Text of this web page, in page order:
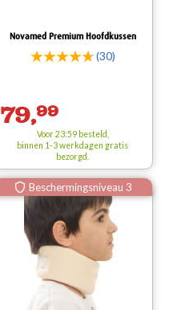
Novamed Premium Hoofdkussen
(30)
79,99
Voor 23:59 besteld,
binnen 1-3 werkdagen gratis
bezorgd.
Beschermingsniveau 3